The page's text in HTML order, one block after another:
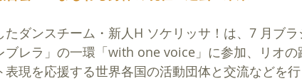
たダンスチーム・新人H ソケリッサ！は、7 月ブ
ブレラ」の一環「with one voice」に参加、リオの
表現を応援する世界各国の活動団体と交流などを